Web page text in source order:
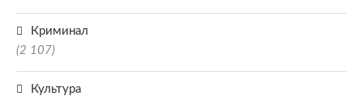
Криминал
(2 107)
Культура